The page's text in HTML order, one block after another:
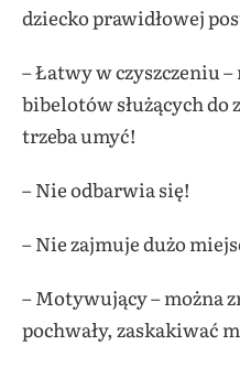
dziecko prawidłowej
– Łatwy w czyszczeniu
bibelotów służących do
trzeba umyć!
– Nie odbarwia się!
– Nie zajmuje dużo
– Motywujący – można
pochwały, zaskakiwać